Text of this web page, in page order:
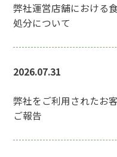
弊社運営店舗における
処分について
2026.07.31
弊社をご利用されたお
ご報告